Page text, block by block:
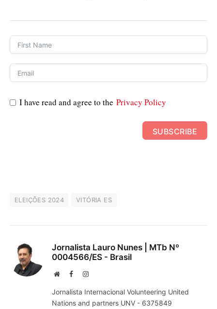
I have read and agree to the Privacy Policy
SUBSCRIBE
ELEIÇÕES 2024 VITÓRIA ES
Jornalista Lauro Nunes | MTb Nº
0004566/ES - Brasil
WebsiteFacebookInstagram
Jornalista Internacional Volunteering United
Nations and partners UNV - 6375849